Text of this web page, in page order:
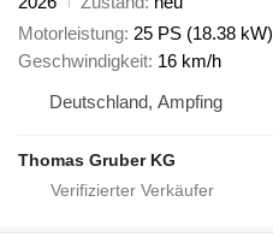
Motorleistung 25 PS (18.38 kW)
Geschwindigkeit 16 km/h
Deutschland, Ampfing
Thomas Gruber KG